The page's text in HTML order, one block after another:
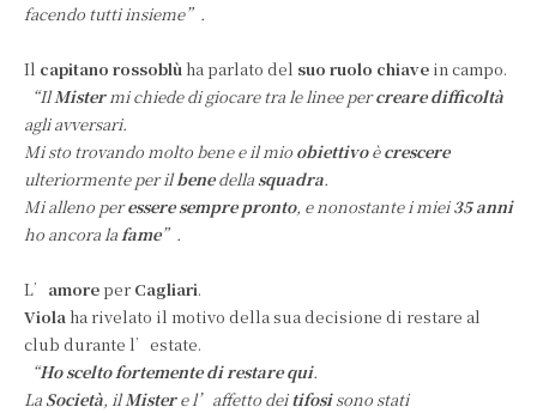
facendo tutti insieme”.
Il capitano rossoblù ha parlato del suo ruolo chiave in campo.
“IlMistermi chiede di giocare tra le linee percreare difficoltà
agli avversari.
Mi sto trovando molto bene e il mio obiettivoècrescere
ulteriormente per ilbenedellasquadra.
Mi alleno peressere sempre pronto, e nonostante i miei35 anni
ho ancora lafame”.
L’ amoreper Cagliari.
Viola ha rivelato il motivo della sua decisione di restare al
club durante l’estate.
“Ho scelto fortemente di restare qui.
La Società, ilMistere l’affetto deitifosisono stati